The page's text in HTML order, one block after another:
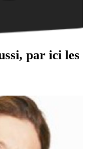
par ici les